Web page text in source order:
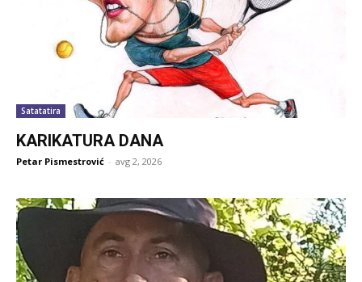
Satatatira
KARIKATURA DANA
Petar Pismestrović - avg 2, 2026